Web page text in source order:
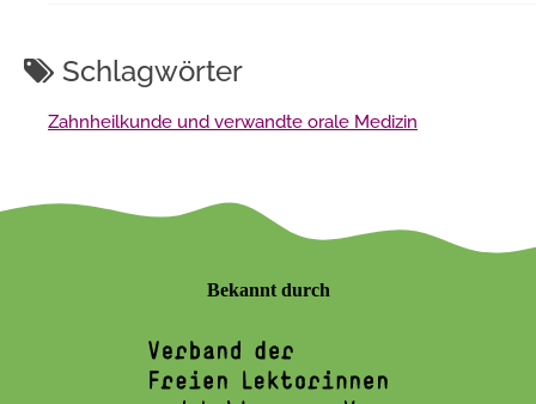
Schlagwörter
Zahnheilkunde und verwandte orale Medizin
Bekannt durch